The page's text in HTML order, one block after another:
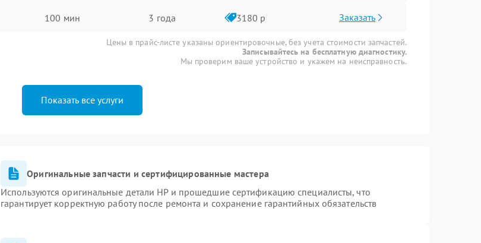
100 мин 3 года 3180 р Заказать
Цены в прайс-листе указаны ориентировочные, без учета стоимости запчастей.
Записывайтесь на бесплатную диагностику.
Мы проверим ваше устройство и укажем на неисправность.
Показать все услуги
Оригинальные запчасти и сертифицированные мастера
Используются оригинальные детали HP и прошедшие сертификацию специалисты, что
гарантирует корректную работу после ремонта и сохранение гарантийных обязательств